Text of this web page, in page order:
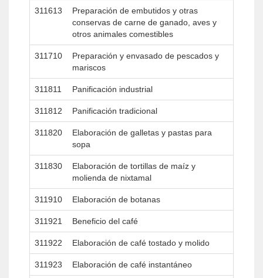
311613
Preparación de embutidos y otras
conservas de carne de ganado, aves y
otros animales comestibles
311710
Preparación y envasado de pescados y
mariscos
311811 Panificación industrial
311812 Panificación tradicional
311820
Elaboración de galletas y pastas para
sopa
311830
Elaboración de tortillas de maíz y
molienda de nixtamal
311910 Elaboración de botanas
311921 Beneficio del café
311922 Elaboración de café tostado y molido
311923 Elaboración de café instantáneo